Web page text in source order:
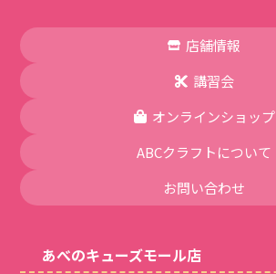
店舗情報
講習会
オンラインショップ
ABCクラフトについて
お問い合わせ
あべのキューズモール店